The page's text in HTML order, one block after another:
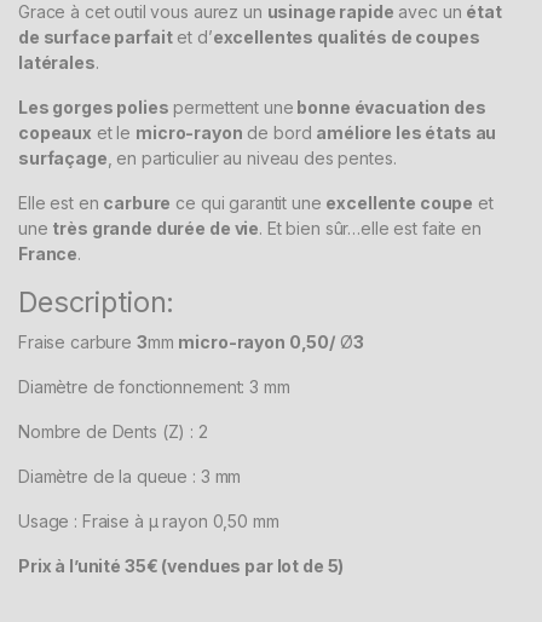
Grace à cet outil vous aurez un usinage rapide avec un état
de surface parfaitet d’excellentes qualités de coupes
latérales.
Les gorges polies permettent une bonne évacuation des
copeaux et le micro-rayon de bord améliore les états au
surfaçage , en particulier au niveau des pentes.
Elle est en carbure ce qui garantit une excellente coupe et
une très grande durée de vie. Et bien sûr…elle est faite en
France.
Description:
Fraise carbure 3mm micro-rayon 0,50/ Ø3
Diamètre de fonctionnement: 3 mm
Nombre de Dents (Z) : 2
Diamètre de la queue : 3 mm
Usage : Fraise à µ rayon 0,50 mm
Prix à l’unité 35€ (vendues par lot de 5)